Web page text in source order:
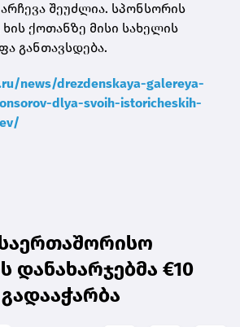
შეუძლია. სპონსორის
ქოთანზე მისი სახელის
განთავსდება.
news/drezdenskaya-galereya-
dlya-svoih-istoricheskih-
დანახარჯებმა €10